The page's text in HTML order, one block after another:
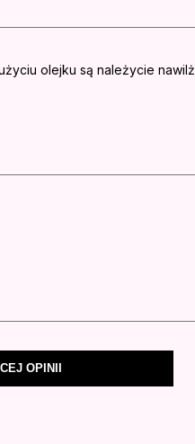
olejku są należycie
OPINII